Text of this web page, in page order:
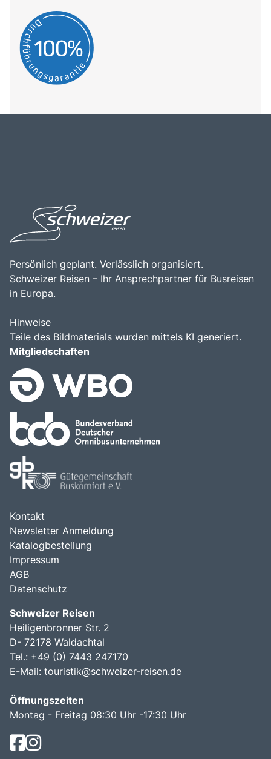
Persönlich geplant. Verlässlich organisiert.
Schweizer Reisen – Ihr Ansprechpartner für Busreisen
in Europa.
Hinweise
Teile des Bildmaterials wurden mittels KI generiert.
Mitgliedschaften
Kontakt
Newsletter Anmeldung
Katalogbestellung
Impressum
AGB
Datenschutz
Schweizer Reisen
Heiligenbronner Str. 2
D- 72178 Waldachtal
Tel.: +49 (0) 7443 247170
E-Mail: touristik@schweizer-reisen.de
Öffnungszeiten
Montag - Freitag 08:30 Uhr -17:30 Uhr